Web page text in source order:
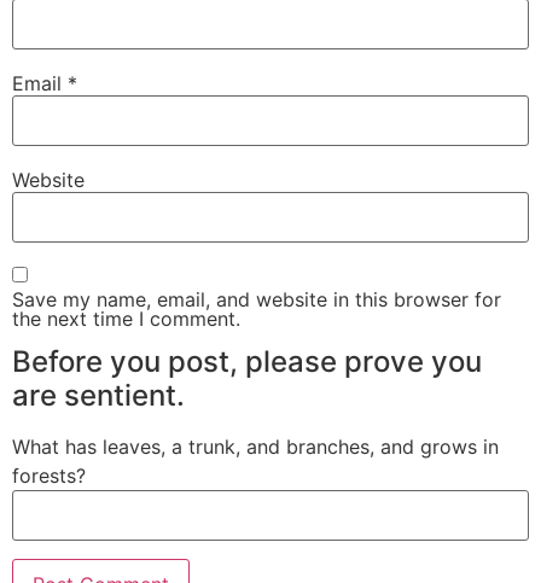
Email *
Website
Save my name, email, and website in this browser for
the next time I comment.
Before you post, please prove you
are sentient.
What has leaves, a trunk, and branches, and grows in
forests?